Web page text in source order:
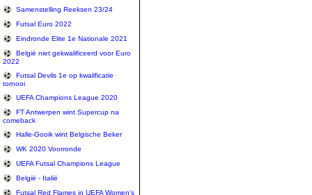
Samenstelling Reeksen 23/24
Futsal Euro 2022
Eindronde Elite 1e Nationale 2021
België niet gekwalificeerd voor Euro
2022
Futsal Devils 1e op kwalificatie
tornooi
UEFA Champions League 2020
FT Antwerpen wint Supercup na
comeback
Halle-Gooik wint Belgische Beker
WK 2020 Voorronde
UEFA Futsal Champions League
België - Italië
Futsal Red Flames in UEFA Women's